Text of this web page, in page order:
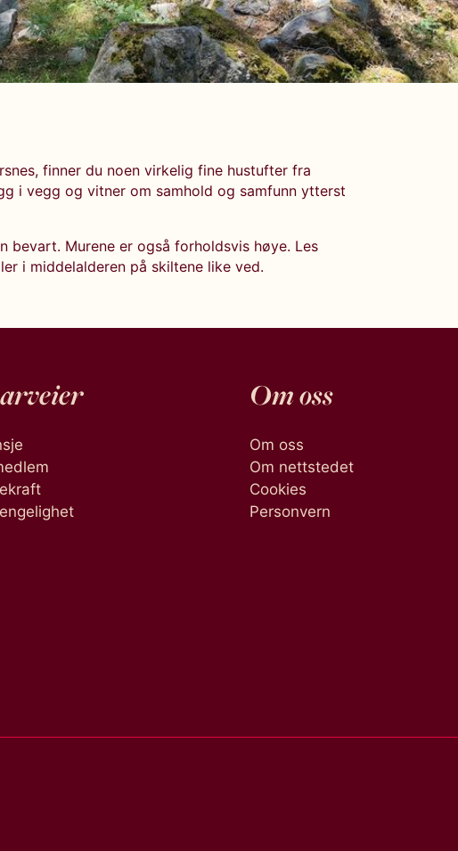
finner du noen virkelig fine hustufter fra
i vegg og vitner om samhold og samfunn ytterst
bevart. Murene er også forholdsvis høye. Les
i middelalderen på skiltene like ved.
Om oss
Om oss
Om nettstedet
Cookies
Personvern